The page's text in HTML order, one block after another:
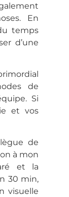
En
temps
d’une
de
Si
et vos
de
à mon
et la
30 min,
visuelle